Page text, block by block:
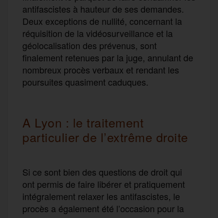
antifascistes à hauteur de ses demandes.
Deux exceptions de nullité, concernant la
réquisition de la vidéosurveillance et la
géolocalisation des prévenus, sont
finalement retenues par la juge, annulant de
nombreux procès verbaux et rendant les
poursuites quasiment caduques.
A Lyon : le traitement
particulier de l’extrême droite
Si ce sont bien des questions de droit qui
ont permis de faire libérer et pratiquement
intégralement relaxer les antifascistes, le
procès a également été l’occasion pour la